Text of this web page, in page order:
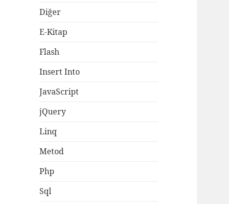
Diğer
E-Kitap
Flash
Insert Into
JavaScript
jQuery
Linq
Metod
Php
Sql